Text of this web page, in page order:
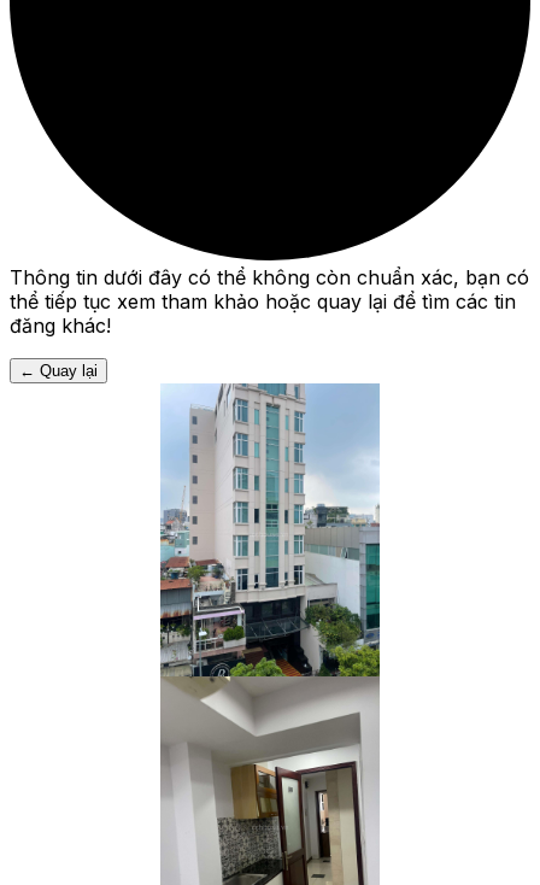
Thông tin dưới đây có thể không còn chuẩn xác, bạn có
thể tiếp tục xem tham khảo hoặc quay lại để tìm các tin
đăng khác!
← Quay lại